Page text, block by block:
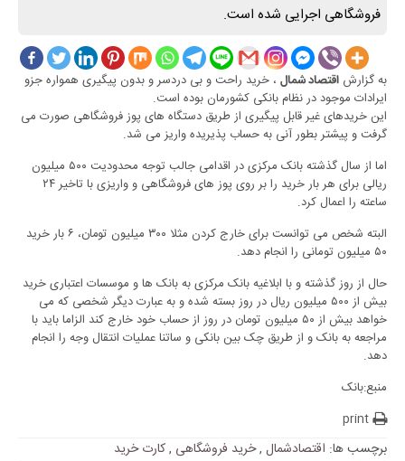
فروشگاهی اجرایی شده است.
به گزارش اقتصاد شمال ، خرید راحت و بی دردسر و بدون پیگیری همواره جزو
ایرادات موجود در نظام بانکی کشورمان بوده است.
این خریدهای غیر قابل پیگیری از طریق دستگاه های پوز فروشگاهی صورت می
گرفت و پیشتر بطور آنی به حساب پذیریده واریز می شد.
اما از سال گذشته بانک مرکزی در اقدامی جالب توجه محدودیت ۵۰۰ میلیون
ریالی برای هر بار خرید را بر روی پوز های فروشگاهی و واریزی با تاخیر ۲۴
ساعته را اعمال کرد.
البته شخص می توانست برای خارج کردن مثلا ۳۰۰ میلیون تومان، ۶ بار خرید
۵۰ میلیون تومانی را انجام دهد.
حال از روز گذشته و با ابلاغیه بانک مرکزی به بانک ها و موسسات اعتباری خرید
بیش از ۵۰۰ میلیون ریال در روز بسته شده و به عبارت دیگر شخصی که می
خواهد بیش از ۵۰ میلیون تومان در روز از حساب خود خارج کند الزاما باید با
مراجعه به بانک و از طریق چک بین بانکی و ساتنا عملیات انتقال وجه را انجام
دهد.
منبع:بانک
print
برچسب ها: اقتصادشمال ,خرید فروشگاهی ,کارت خرید